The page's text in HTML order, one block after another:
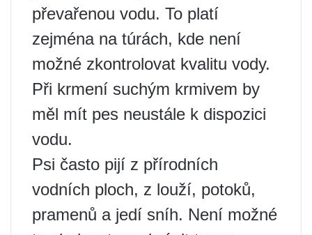
převařenou vodu. To platí
zejména na túrách, kde není
možné zkontrolovat kvalitu vody.
Při krmení suchým krmivem by
měl mít pes neustále k dispozici
vodu.
Psi často pijí z přírodních
vodních ploch, z louží, potoků,
pramenů a jedí sníh. Není možné